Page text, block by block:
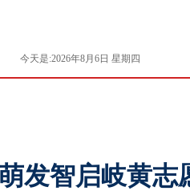
今天是:2026年8月6日 星期四
发智启岐黄志